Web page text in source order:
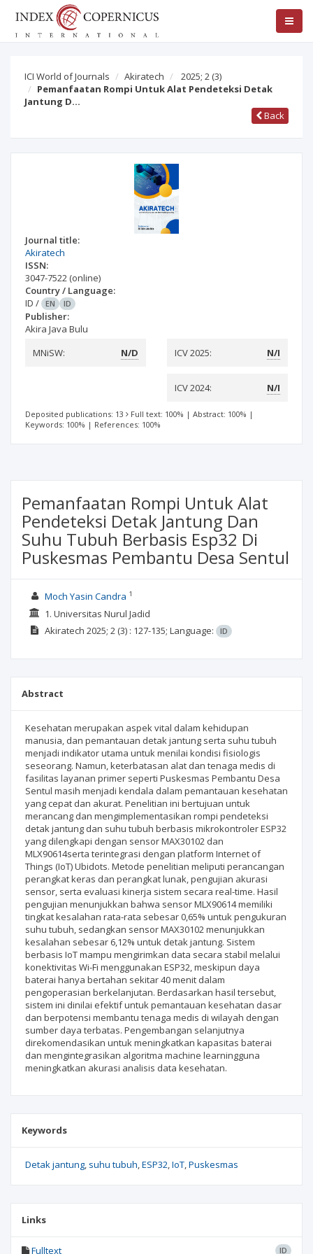
ICI World of Journals Akiratech 2025; 2 (3)
Pemanfaatan Rompi Untuk Alat Pendeteksi Detak
Jantung D…
Back
Journal title:
Akiratech
ISSN:
3047-7522 (online)
Country / Language:
ID / EN ID
Publisher:
Akira Java Bulu
MNiSW:
N/D ICV 2025: N/I
ICV 2024: N/I
Deposited publications: 13 Full text: 100% | Abstract: 100% |
Keywords: 100% | References: 100%
Pemanfaatan Rompi Untuk Alat
Pendeteksi Detak Jantung Dan
Suhu Tubuh Berbasis Esp32 Di
Puskesmas Pembantu Desa Sentul
Moch Yasin Candra 1
1. Universitas Nurul Jadid
Akiratech 2025; 2(3) : 127-135; Language: ID
Abstract
Kesehatan merupakan aspek vital dalam kehidupan
manusia, dan pemantauan detak jantung serta suhu tubuh
menjadi indikator utama untuk menilai kondisi fisiologis
seseorang. Namun, keterbatasan alat dan tenaga medis di
fasilitas layanan primer seperti Puskesmas Pembantu Desa
Sentul masih menjadi kendala dalam pemantauan kesehatan
yang cepat dan akurat. Penelitian ini bertujuan untuk
merancang dan mengimplementasikan rompi pendeteksi
detak jantung dan suhu tubuh berbasis mikrokontroler ESP32
yang dilengkapi dengan sensor MAX30102 dan
MLX90614serta terintegrasi dengan platform Internet of
Things (IoT) Ubidots. Metode penelitian meliputi perancangan
perangkat keras dan perangkat lunak, pengujian akurasi
sensor, serta evaluasi kinerja sistem secara real-time. Hasil
pengujian menunjukkan bahwa sensor MLX90614 memiliki
tingkat kesalahan rata-rata sebesar 0,65% untuk pengukuran
suhu tubuh, sedangkan sensor MAX30102 menunjukkan
kesalahan sebesar 6,12% untuk detak jantung. Sistem
berbasis IoT mampu mengirimkan data secara stabil melalui
konektivitas Wi-Fi menggunakan ESP32, meskipun daya
baterai hanya bertahan sekitar 40 menit dalam
pengoperasian berkelanjutan. Berdasarkan hasil tersebut,
sistem ini dinilai efektif untuk pemantauan kesehatan dasar
dan berpotensi membantu tenaga medis di wilayah dengan
sumber daya terbatas. Pengembangan selanjutnya
direkomendasikan untuk meningkatkan kapasitas baterai
dan mengintegrasikan algoritma machine learningguna
meningkatkan akurasi analisis data kesehatan.
Keywords
Detak jantung suhu tubuh ESP32 IoT Puskesmas
Links
Fulltext ID